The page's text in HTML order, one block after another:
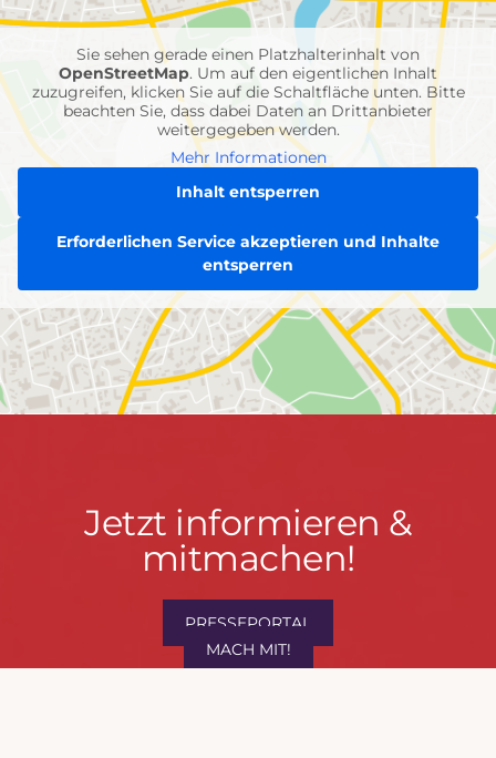
Einheiten
Sie sehen gerade einen Platzhalterinhalt von
OpenStreetMap. Um auf den eigentlichen Inhalt
zuzugreifen, klicken Sie auf die Schaltfläche unten. Bitte
beachten Sie, dass dabei Daten an Drittanbieter
weitergegeben werden.
Mehr Informationen
Inhalt entsperren
Erforderlichen Service akzeptieren und Inhalte
entsperren
Jetzt
informieren
mitmachen!
Jetzt informieren &
mitmachen!
PRESSEPORTAL
MACH MIT!